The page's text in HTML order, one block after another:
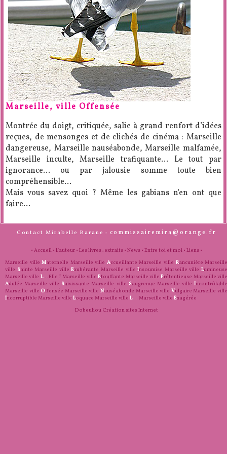
Marseille, ville Offensée
Montrée du doigt, critiquée, salie à grand renfort d’idées
reçues, de mensonges et de clichés de cinéma : Marseille
dangereuse, Marseille nauséabonde, Marseille malfamée,
Marseille inculte, Marseille trafiquante… Le tout par
ignorance… ou par jalousie somme toute bien
compréhensible...
Mais vous savez quoi ? Même les gabians n'en ont que
faire...
Contact Mirabelle Barane : commissairemira@orange.fr
• Accueil• L'auteur• Les livres : extraits• News• Entre toi et moi• Liens•
Marseille villeMaternelle Marseille ville Accueillante Marseille ville Rancunière
ville Sainte Marseille villeExubérante Marseille villeInsoumise Marseille villeL
Marseille ville L...Elle ! Marseille villeEtouffante Marseille villePrétentieuse Marseille
Adulée Marseille ville Saisissante Marseille ville Saugrenue Marseille villeI
Marseille ville Offensée Marseille villeNauséabonde Marseille ville Vulgaire Marseille
Incorruptible Marseille ville Loquace Marseille ville L... Marseille ville Exagérée
Dobeuliou Création sites Internet